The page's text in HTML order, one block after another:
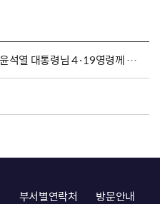
4·19혁명 64주년, 윤석열 대통령님 4·19영령께 참배
부서별연락처 방문안내